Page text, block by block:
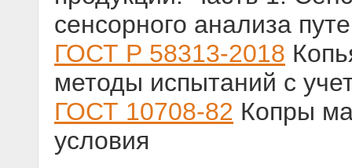
сенсорного анализа
ГОСТ Р 58313-2018
методы испытаний с
ГОСТ 10708-82 Копры
условия